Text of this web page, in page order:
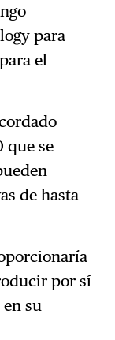
para
el
que se
de hasta
por sí
su